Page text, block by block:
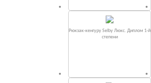
Рюкзак-кенгуру Selby Люкс. Диплом 1-й
степени